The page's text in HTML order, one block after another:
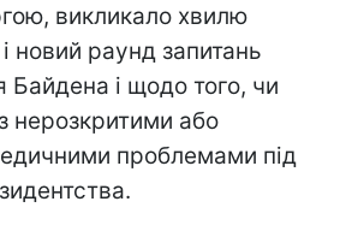
викликало хвилю
новий раунд запитань
і щодо того, чи
нерозкритими або
проблемами під